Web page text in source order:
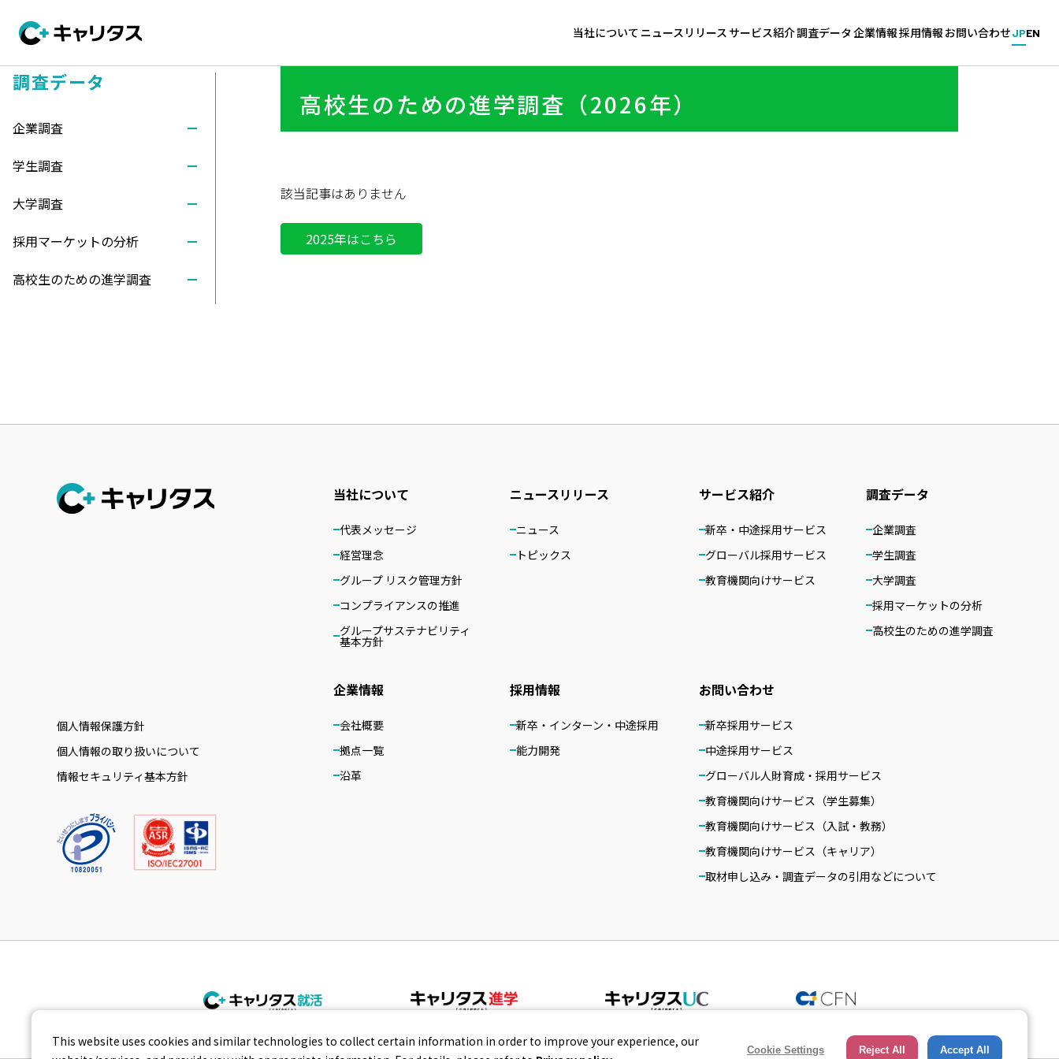
当社について ニュースリリースサービス紹介調査データ企業情報採用情報 お問い合わせJPEN
調査データ
企業調査
学生調査
大学調査
採用マーケットの分析
高校生のための進学調査
高校生のための進学調査（2026年）
該当記事はありません
2025年はこちら
当社について
代表メッセージ
経営理念
グループ リスク管理方針
コンプライアンスの推進
グループサステナビリティ
基本方針
ニュースリリース
ニュース
トピックス
サービス紹介
新卒・中途採用サービス
グローバル採用サービス
教育機関向けサービス
調査データ
企業調査
学生調査
大学調査
採用マーケットの分析
高校生のための進学調査
企業情報
会社概要
拠点一覧
沿革
採用情報
新卒・インターン・中途採用
能力開発
お問い合わせ
新卒採用サービス
中途採用サービス
グローバル人財育成・採用サービス
教育機関向けサービス（学生募集）
教育機関向けサービス（入試・教務）
教育機関向けサービス（キャリア）
取材申し込み・調査データの引用などについて
個人情報保護方針
個人情報の取り扱いについて
情報セキュリティ基本方針
This website uses cookies and similar technologies to collect certain information in order to improve your experience, our
Cookie Settings Reject All Accept All